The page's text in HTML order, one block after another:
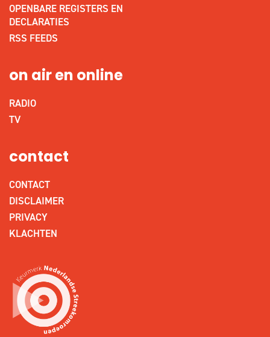
OPENBARE REGISTERS EN
DECLARATIES
RSS FEEDS
on air en online
RADIO
TV
contact
CONTACT
DISCLAIMER
PRIVACY
KLACHTEN